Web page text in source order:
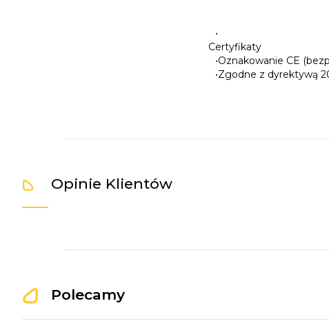
•
Certyfikaty
•Oznakowanie CE
•Zgodne z dyrektywą
Opinie Klientów
Polecamy